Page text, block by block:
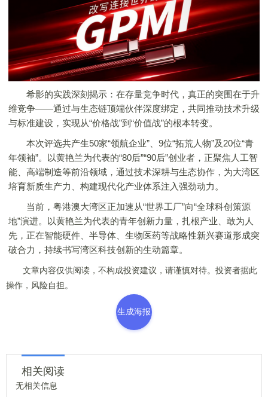
希影的实践深刻揭示：在存量竞争时代，真正的突围在于升
维竞争——通过与生态链顶端伙伴深度绑定，共同推动技术升级
与标准建设，实现从“价格战”到“价值战”的根本转变。
本次评选共产生50家“领航企业”、9位“拓荒人物”及20位“青
年领袖”。以黄艳兰为代表的“80后”“90后”创业者，正聚焦人工智
能、高端制造等前沿领域，通过技术深耕与生态协作，为大湾区
培育新质生产力、构建现代化产业体系注入强劲动力。
当前，粤港澳大湾区正加速从“世界工厂”向“全球科创策源
地”演进。以黄艳兰为代表的青年创新力量，扎根产业、敢为人
先，正在智能硬件、半导体、生物医药等战略性新兴赛道形成突
破合力，持续书写湾区科技创新的生动篇章。
文章内容仅供阅读，不构成投资建议，请谨慎对待。投资者据此
操作，风险自担。
生成海报
相关阅读
无相关信息